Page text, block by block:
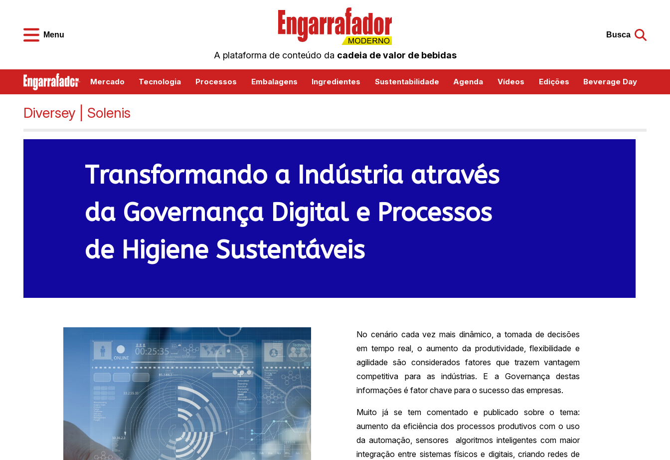
Menu
A plataforma de conteúdo da cadeia de valor de bebidas
Busca
Mercado Tecnologia Processos Embalagens Ingredientes Sustentabilidade Agenda Vídeos Edições Beverage Day
Diversey | Solenis
Transformando a Indústria através
da Governança Digital e Processos
de Higiene Sustentáveis
No cenário cada vez mais dinâmico, a tomada de decisões
em tempo real, o aumento da produtividade, flexibilidade e
agilidade são considerados fatores que trazem vantagem
competitiva para as indústrias. E a Governança destas
informações é fator chave para o sucesso das empresas.
Muito já se tem comentado e publicado sobre o tema:
aumento da eficiência dos processos produtivos com o uso
da automação, sensores algoritmos inteligentes com maior
integração entre sistemas físicos e digitais, criando redes de